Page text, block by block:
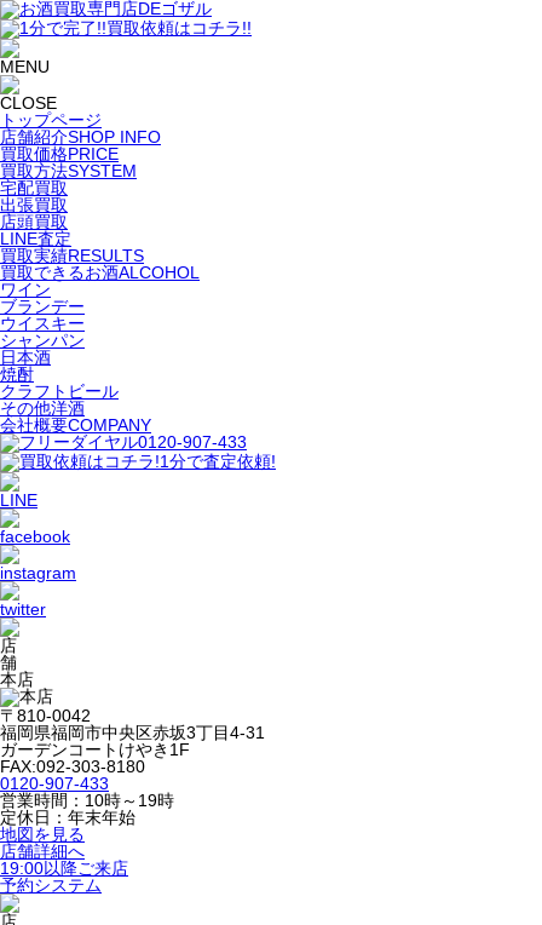
トップページ
店舗紹介SHOP INFO
買取価格PRICE
買取方法SYSTEM
宅配買取
出張買取
店頭買取
LINE査定
買取実績RESULTS
買取できるお酒ALCOHOL
ワイン
ブランデー
ウイスキー
シャンパン
日本酒
焼酎
クラフトビール
その他洋酒
会社概要COMPANY
本店
〒810-0042
福岡県福岡市中央区赤坂3丁目4-31
ガーデンコートけやき1F
FAX:092-303-8180
0120-907-433
営業時間：10時～19時
定休日：年末年始
地図を見る
店舗詳細へ
19:00以降ご来店
予約システム